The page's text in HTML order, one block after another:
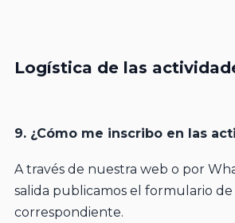
Logística de las
9. ¿Cómo me inscribo en las
A través de nuestra web o por
salida publicamos el formulario
correspondiente.